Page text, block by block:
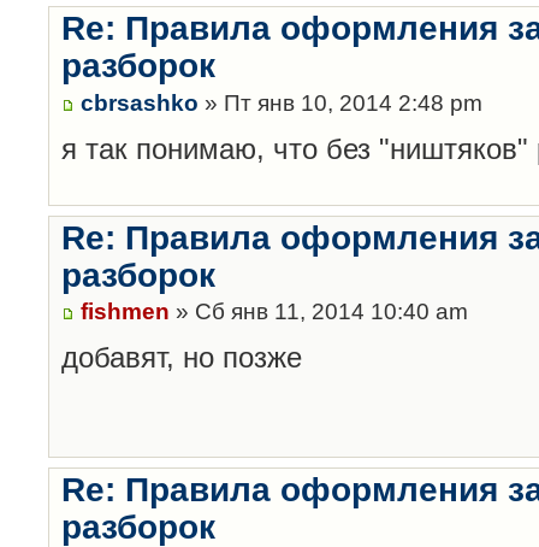
Re: Правила оформления
разборок
cbrsashko » Пт янв 10, 2014 2:48 pm
я так понимаю, что без "ништяков"
Re: Правила оформления
разборок
fishmen » Сб янв 11, 2014 10:40 am
добавят, но позже
Re: Правила оформления
разборок